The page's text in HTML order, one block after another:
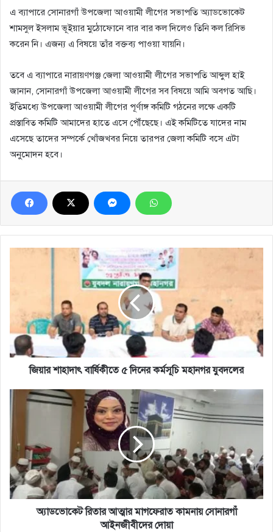
এ ব্যাপারে সোনারগাঁ উপজেলা আওয়ামী লীগের সভাপতি অ্যাডভোকেট
শামসুল ইসলাম ভূইয়ার মুঠোফোনে বার বার কল দিলেও তিনি কল রিসিভ
করেন নি। এজন্য এ বিষয়ে তাঁর বক্তব্য পাওয়া যায়নি।
তবে এ ব্যাপারে নারায়ণগঞ্জ জেলা আওয়ামী লীগের সভাপতি আব্দুল হাই
জানান, সোনারগাঁ উপজেলা আওয়ামী লীগের সব বিষয়ে আমি অবগত আছি।
ইতিমধ্যে উপজেলা আওয়ামী লীগের পূর্ণাঙ্গ কমিটি গঠনের লক্ষে একটি
প্রস্তাবিত কমিটি আমাদের হাতে এসে পৌঁছেছে। এই কমিটিতে যাদের নাম
এসেছে তাদের সম্পর্কে খোঁজখবর নিয়ে তারপর জেলা কমিটি বসে এটা
অনুমোদন হবে।
কর্মসূচি
মহানগর
যুবদলের
জিয়ার শাহাদাৎ বার্ষিকীতে ৫ দিনের কর্মসূচি মহানগর যুবদলের
অ্যাডভোকেট
কামনায়
সোনারগাঁ
আইনজীবীদের
দোয়া
অ্যাডভোকেট রিতার আত্মার মাগফেরাত কামনায় সোনারগাঁ
আইনজীবীদের দোয়া